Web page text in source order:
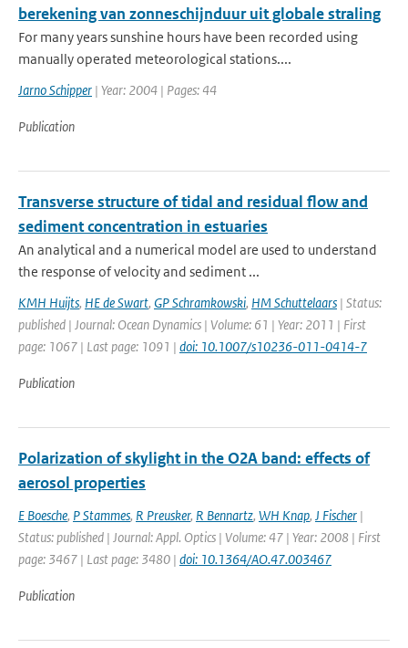
berekening van zonneschijnduur uit globale straling
For many years sunshine hours have been recorded using
manually operated meteorological stations....
Jarno Schipper | Year: 2004 | Pages: 44
Publication
Transverse structure of tidal and residual flow and
sediment concentration in estuaries
An analytical and a numerical model are used to understand
the response of velocity and sediment ...
KMH Huijts, HE de Swart, GP Schramkowski, HM Schuttelaars | Status:
published | Journal: Ocean Dynamics | Volume: 61 | Year: 2011 | First
page: 1067 | Last page: 1091 | doi: 10.1007/s10236-011-0414-7
Publication
Polarization of skylight in the O2A band: effects of
aerosol properties
E Boesche, P Stammes, R Preusker, R Bennartz, WH Knap, J Fischer |
Status: published | Journal: Appl. Optics | Volume: 47 | Year: 2008 | First
page: 3467 | Last page: 3480 | doi: 10.1364/AO.47.003467
Publication